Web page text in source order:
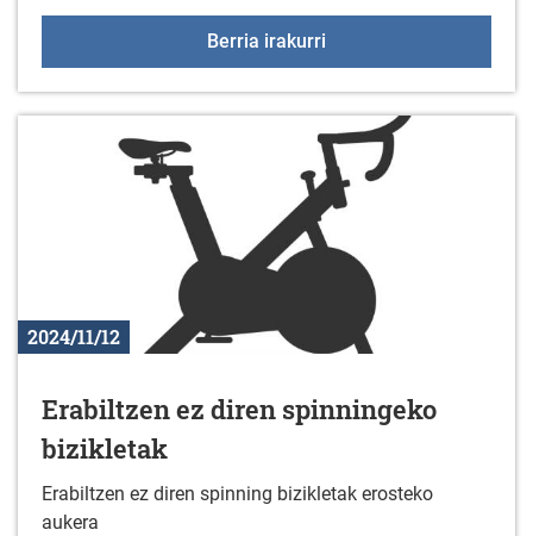
Berria irakurri
2024/11/12
Erabiltzen ez diren spinningeko
bizikletak
Erabiltzen ez diren spinning bizikletak erosteko
aukera